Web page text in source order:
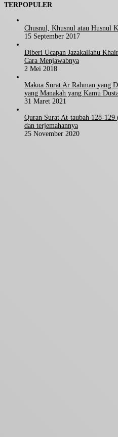
TERPOPULER
Chusnul, Khusnul atau Husnul
15 September 2017
Diberi Ucapan Jazakallahu
Cara Menjawabnya
2 Mei 2018
Makna Surat Ar Rahman yang
yang Manakah yang Kamu
31 Maret 2021
Quran Surat At-taubah 128-
dan terjemahannya
25 November 2020